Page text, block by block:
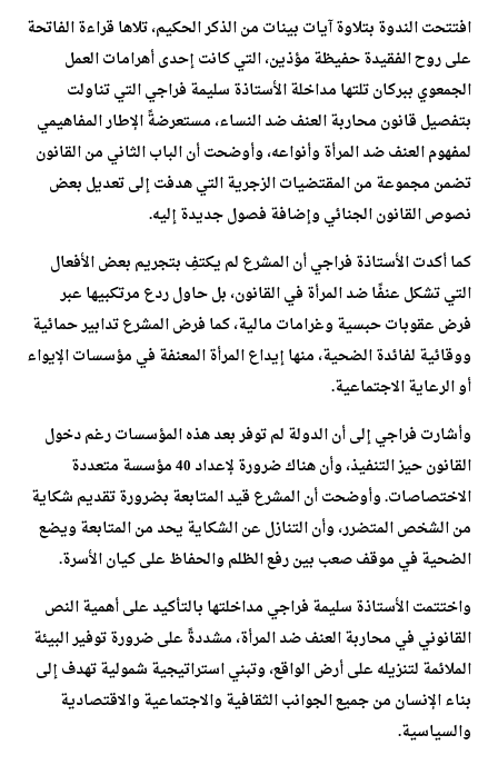
افتتحت الندوة بتلاوة آيات بينات من الذكر الحكيم، تلاها قراءة الفاتحة
على روح الفقيدة حفيظة مؤذين، التي كانت إحدى أهرامات العمل
الجمعوي ببركان تلتها مداخلة الأستاذة سليمة فراجي التي تناولت
بتفصيل قانون محاربة العنف ضد النساء، مستعرضةً الإطار المفاهيمي
لمفهوم العنف ضد المرأة وأنواعه، وأوضحت أن الباب الثاني من القانون
تضمن مجموعة من المقتضيات الزجرية التي هدفت إلى تعديل بعض
نصوص القانون الجنائي وإضافة فصول جديدة إليه.
كما أكدت الأستاذة فراجي أن المشرع لم يكتفِ بتجريم بعض الأفعال
التي تشكل عنفًا ضد المرأة في القانون، بل حاول ردع مرتكبيها عبر
فرض عقوبات حبسية وغرامات مالية، كما فرض المشرع تدابير حمائية
ووقائية لفائدة الضحية، منها إيداع المرأة المعنفة في مؤسسات الإيواء
أو الرعاية الاجتماعية.
وأشارت فراجي إلى أن الدولة لم توفر بعد هذه المؤسسات رغم دخول
القانون حيز التنفيذ، وأن هناك ضرورة لإعداد 40 مؤسسة متعددة
الاختصاصات. وأوضحت أن المشرع قيد المتابعة بضرورة تقديم شكاية
من الشخص المتضرر، وأن التنازل عن الشكاية يحد من المتابعة ويضع
الضحية في موقف صعب بين رفع الظلم والحفاظ على كيان الأسرة.
واختتمت الأستاذة سليمة فراجي مداخلتها بالتأكيد على أهمية النص
القانوني في محاربة العنف ضد المرأة، مشددةً على ضرورة توفير البيئة
الملائمة لتنزيله على أرض الواقع، وتبني استراتيجية شمولية تهدف إلى
بناء الإنسان من جميع الجوانب الثقافية والاجتماعية والاقتصادية
والسياسية.